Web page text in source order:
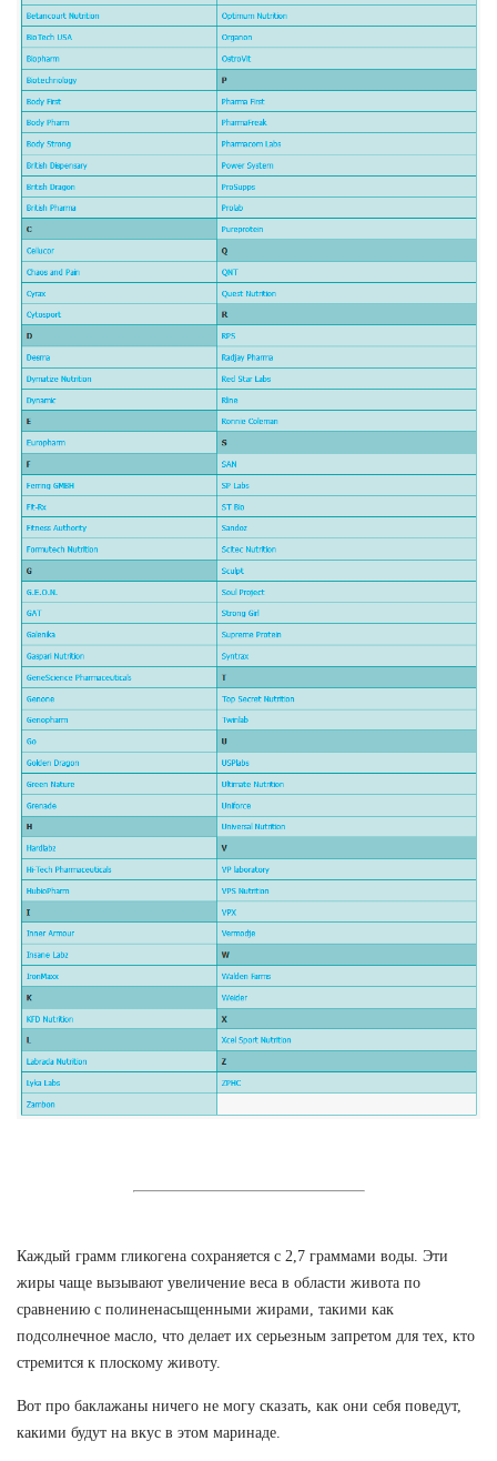
Каждый грамм гликогена сохраняется с 2,7 граммами воды. Эти
жиры чаще вызывают увеличение веса в области живота по
сравнению с полиненасыщенными жирами, такими как
подсолнечное масло, что делает их серьезным запретом для тех, кто
стремится к плоскому животу.
Вот про баклажаны ничего не могу сказать, как они себя поведут,
какими будут на вкус в этом маринаде.